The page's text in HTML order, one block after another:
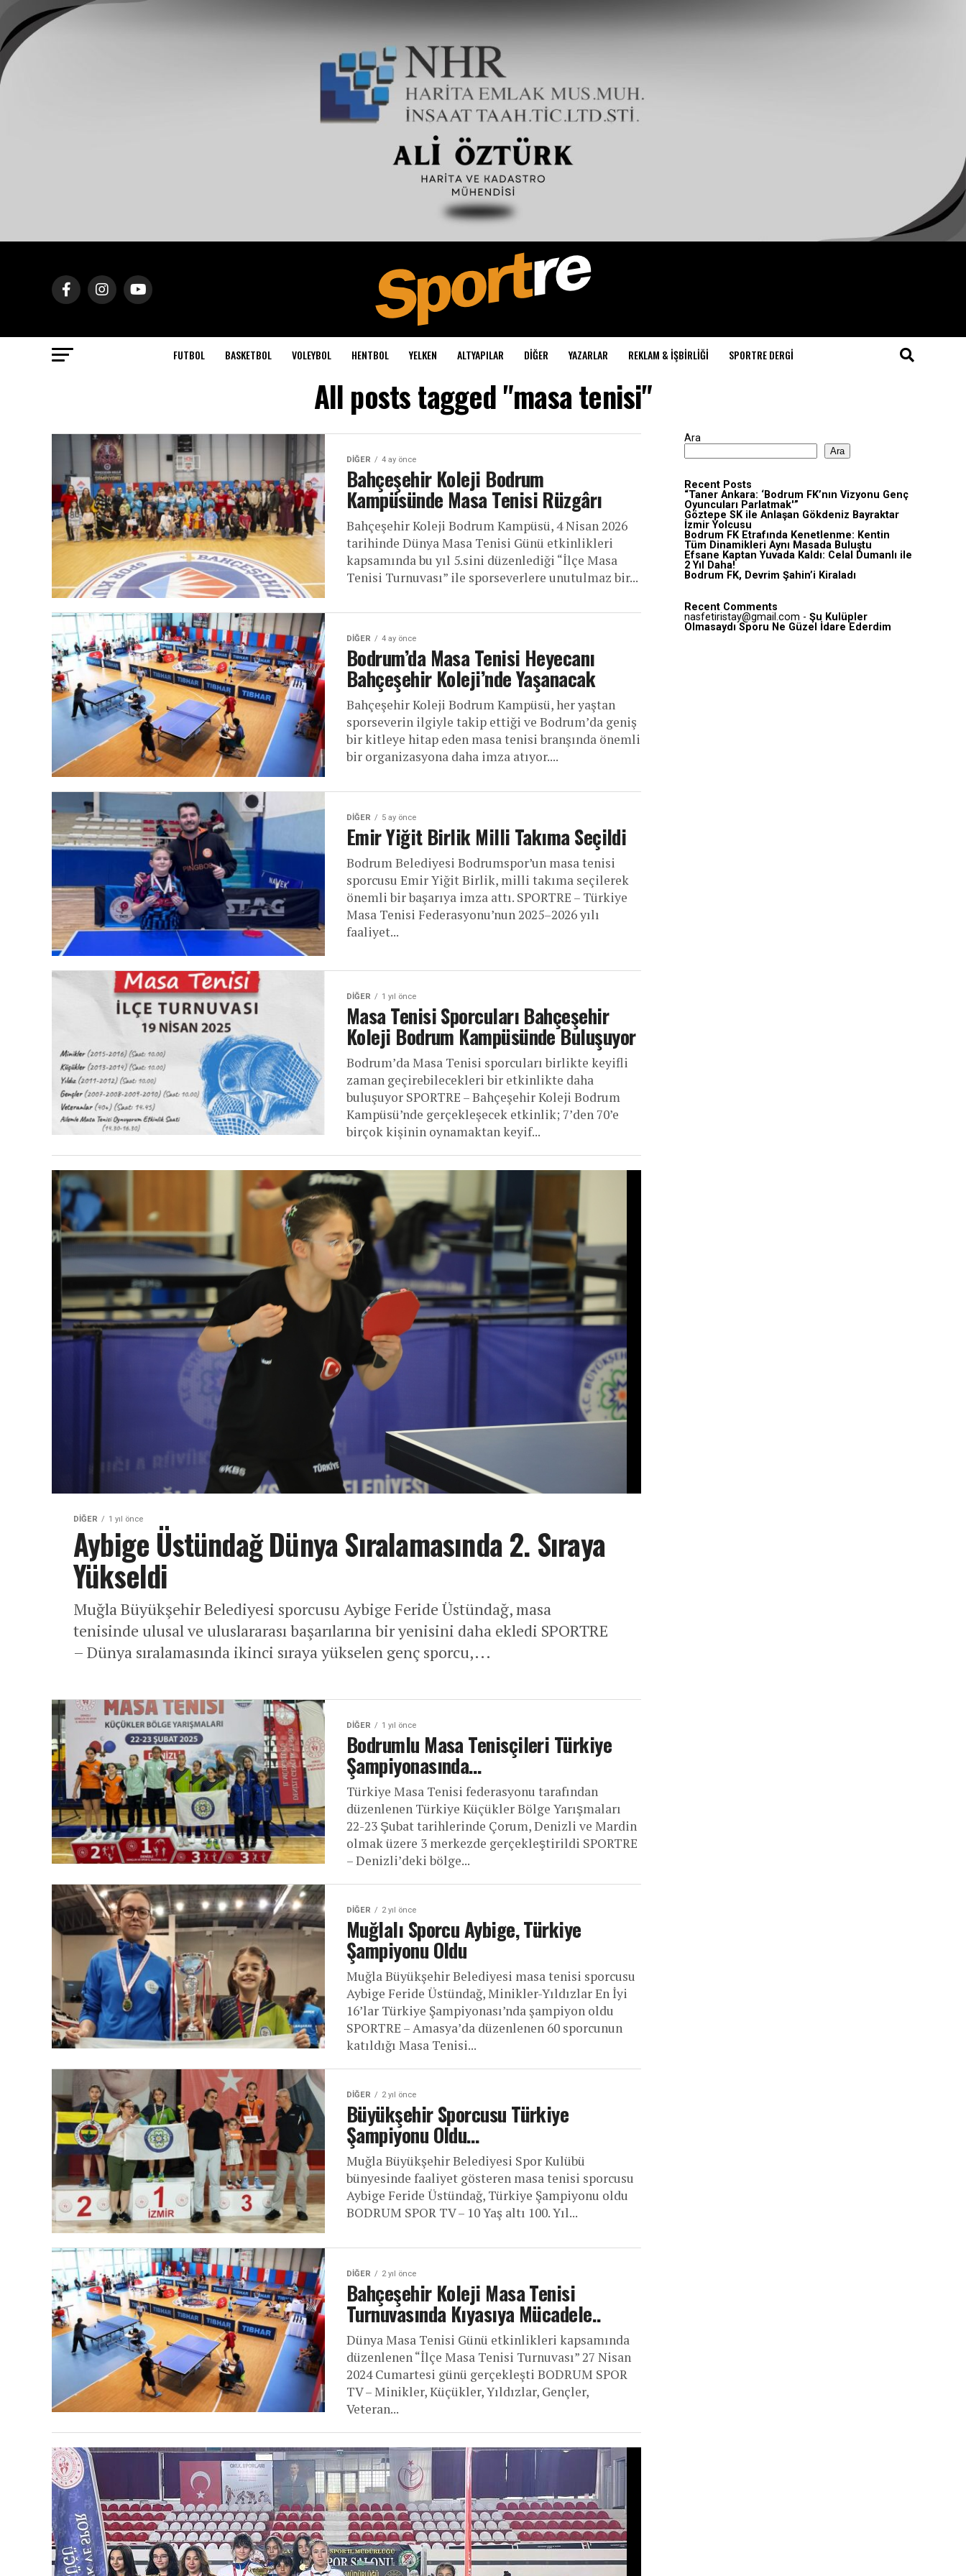
FUTBOL BASKETBOL VOLEYBOL HENTBOL YELKEN ALTYAPILAR DIĞER YAZARLAR REKLAM & İŞBIRLIĞI SPORTRE DERGI
All posts tagged "masa tenisi"
DIĞER 4 ay önce
Bahçeşehir Koleji Bodrum
Kampüsünde Masa Tenisi Rüzgârı
Bahçeşehir Koleji Bodrum Kampüsü, 4 Nisan 2026
tarihinde Dünya Masa Tenisi Günü etkinlikleri
kapsamında bu yıl 5.sini düzenlediği “İlçe Masa
Tenisi Turnuvası” ile sporseverlere unutulmaz bir...
DIĞER 4 ay önce
Bodrum’da Masa Tenisi Heyecanı
Bahçeşehir Koleji’nde Yaşanacak
Bahçeşehir Koleji Bodrum Kampüsü, her yaştan
sporseverin ilgiyle takip ettiği ve Bodrum’da geniş
bir kitleye hitap eden masa tenisi branşında önemli
bir organizasyona daha imza atıyor....
DIĞER 5 ay önce
Emir Yiğit Birlik Milli Takıma Seçildi
Bodrum Belediyesi Bodrumspor’un masa tenisi
sporcusu Emir Yiğit Birlik, milli takıma seçilerek
önemli bir başarıya imza attı. SPORTRE – Türkiye
Masa Tenisi Federasyonu’nun 2025–2026 yılı
faaliyet...
DIĞER 1 yıl önce
Masa Tenisi Sporcuları Bahçeşehir
Koleji Bodrum Kampüsünde Buluşuyor
Bodrum’da Masa Tenisi sporcuları birlikte keyifli
zaman geçirebilecekleri bir etkinlikte daha
buluşuyor SPORTRE – Bahçeşehir Koleji Bodrum
Kampüsü’nde gerçekleşecek etkinlik; 7’den 70’e
birçok kişinin oynamaktan keyif...
DIĞER 1 yıl önce
Aybige Üstündağ Dünya Sıralamasında 2. Sıraya
Yükseldi
Muğla Büyükşehir Belediyesi sporcusu Aybige Feride Üstündağ, masa
tenisinde ulusal ve uluslararası başarılarına bir yenisini daha ekledi SPORTRE
– Dünya sıralamasında ikinci sıraya yükselen genç sporcu,...
DIĞER 1 yıl önce
Bodrumlu Masa Tenisçileri Türkiye
Şampiyonasında…
Türkiye Masa Tenisi federasyonu tarafından
düzenlenen Türkiye Küçükler Bölge Yarışmaları
22-23 Şubat tarihlerinde Çorum, Denizli ve Mardin
olmak üzere 3 merkezde gerçekleştirildi SPORTRE
– Denizli’deki bölge...
DIĞER 2 yıl önce
Muğlalı Sporcu Aybige, Türkiye
Şampiyonu Oldu
Muğla Büyükşehir Belediyesi masa tenisi sporcusu
Aybige Feride Üstündağ, Minikler-Yıldızlar En İyi
16’lar Türkiye Şampiyonası’nda şampiyon oldu
SPORTRE – Amasya’da düzenlenen 60 sporcunun
katıldığı Masa Tenisi...
DIĞER 2 yıl önce
Büyükşehir Sporcusu Türkiye
Şampiyonu Oldu…
Muğla Büyükşehir Belediyesi Spor Kulübü
bünyesinde faaliyet gösteren masa tenisi sporcusu
Aybige Feride Üstündağ, Türkiye Şampiyonu oldu
BODRUM SPOR TV – 10 Yaş altı 100. Yıl...
DIĞER 2 yıl önce
Bahçeşehir Koleji Masa Tenisi
Turnuvasında Kıyasıya Mücadele..
Dünya Masa Tenisi Günü etkinlikleri kapsamında
düzenlenen “İlçe Masa Tenisi Turnuvası” 27 Nisan
2024 Cumartesi günü gerçekleşti BODRUM SPOR
TV – Minikler, Küçükler, Yıldızlar, Gençler,
Veteran...
Ara
Ara
Recent Posts
“Taner Ankara: ‘Bodrum FK’nın Vizyonu Genç
Oyuncuları Parlatmak'”
Göztepe SK ile Anlaşan Gökdeniz Bayraktar
İzmir Yolcusu
Bodrum FK Etrafında Kenetlenme: Kentin
Tüm Dinamikleri Aynı Masada Buluştu
Efsane Kaptan Yuvada Kaldı: Celal Dumanlı ile
2 Yıl Daha!
Bodrum FK, Devrim Şahin’i Kiraladı
Recent Comments
nasfetiristay@gmail.com - Şu Kulüpler
Olmasaydı Sporu Ne Güzel İdare Ederdim